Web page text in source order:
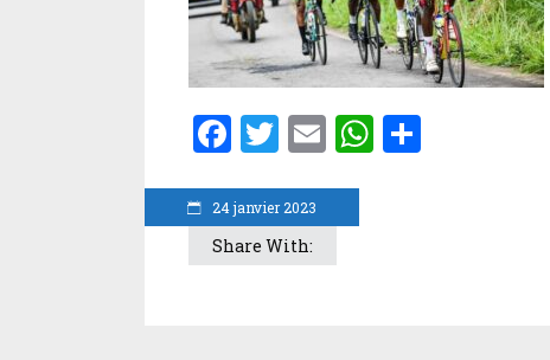
24 janvier 2023
Facebook
Twitter
EmailWhatsApp
Share With: